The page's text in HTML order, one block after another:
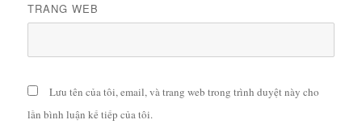
TRANG WEB
Lưu tên của tôi, email, và trang web trong trình duyệt này cho
lần bình luận kế tiếp của tôi.